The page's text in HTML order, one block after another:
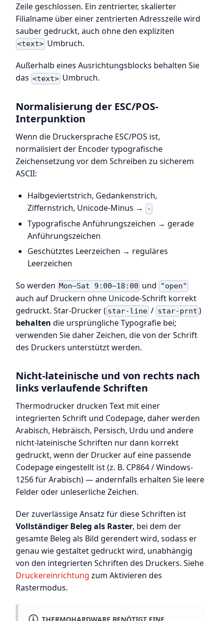
Zeile geschlossen. Ein zentrierter, skalierter
Filialname über einer zentrierten Adresszeile wird
sauber gedruckt, auch ohne den expliziten
<text> Umbruch.
Außerhalb eines Ausrichtungsblocks behalten Sie
das <text> Umbruch.
Normalisierung der ESC/POS-
Interpunktion
Wenn die Druckersprache ESC/POS ist,
normalisiert der Encoder typografische
Zeichensetzung vor dem Schreiben zu sicherem
ASCII:
Halbgeviertstrich, Gedankenstrich,
Ziffernstrich, Unicode-Minus →
-
Typografische Anführungszeichen → gerade
Anführungszeichen
Geschütztes Leerzeichen → reguläres
Leerzeichen
So werden Mon–Sat 9:00–18:00 und "open"
auch auf Druckern ohne Unicode-Schrift korrekt
gedruckt. Star-Drucker ( star-line / star-prnt )
behalten die ursprüngliche Typografie bei;
verwenden Sie daher Zeichen, die von der Schrift
des Druckers unterstützt werden.
Nicht-lateinische und von rechts nach
links verlaufende Schriften
Thermodrucker drucken Text mit einer
integrierten Schrift und Codepage, daher werden
Arabisch, Hebräisch, Persisch, Urdu und andere
nicht-lateinische Schriften nur dann korrekt
gedruckt, wenn der Drucker auf eine passende
Codepage eingestellt ist (z. B. CP864 / Windows-
1256 für Arabisch) — andernfalls erhalten Sie leere
Felder oder unleserliche Zeichen.
Der zuverlässige Ansatz für diese Schriften ist
Vollständiger Beleg als Raster, bei dem der
gesamte Beleg als Bild gerendert wird, sodass er
genau wie gestaltet gedruckt wird, unabhängig
von den integrierten Schriften des Druckers. Siehe
Druckereinrichtung zum Aktivieren des
Rastermodus.